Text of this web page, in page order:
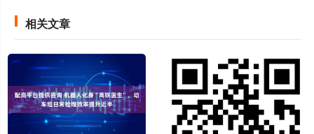
相关文章